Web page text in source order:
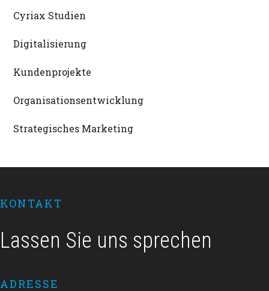
Cyriax Studien
Digitalisierung
Kundenprojekte
Organisationsentwicklung
Strategisches Marketing
KONTAKT
Lassen Sie uns sprechen
ADRESSE